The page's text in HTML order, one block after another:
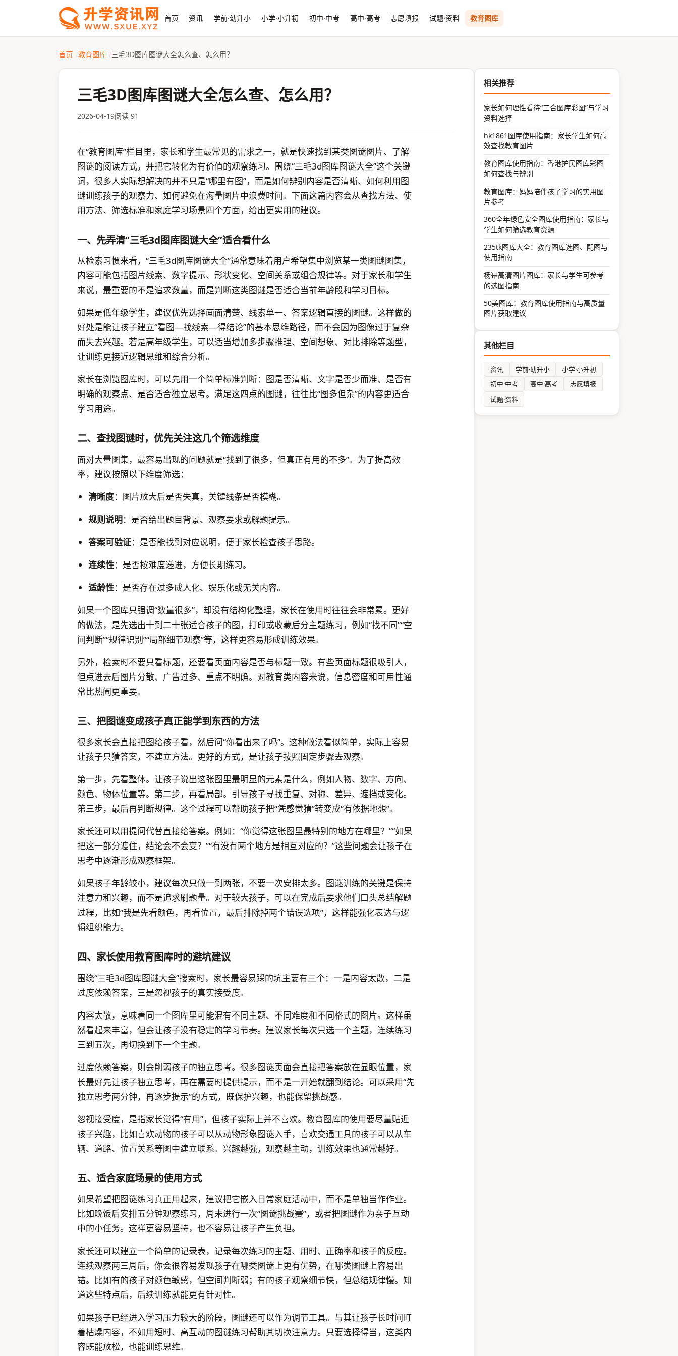
首页 资讯 学前·幼升小 小学·小升初 初中·中考 高中·高考 志愿填报 试题·资料 教育图库
首页 教育图库 三毛3D图库图谜大全怎么查、怎么用？
三毛3D图库图谜大全怎么查、怎么用？
2026-04-19阅读 91
在“教育图库”栏目里，家长和学生最常见的需求之一，就是快速找到某类图谜图片、了解
图谜的阅读方式，并把它转化为有价值的观察练习。围绕“三毛3d图库图谜大全”这个关键
词，很多人实际想解决的并不只是“哪里有图”，而是如何辨别内容是否清晰、如何利用图
谜训练孩子的观察力、如何避免在海量图片中浪费时间。下面这篇内容会从查找方法、使
用方法、筛选标准和家庭学习场景四个方面，给出更实用的建议。
一、先弄清“三毛3d图库图谜大全”适合看什么
从检索习惯来看，“三毛3d图库图谜大全”通常意味着用户希望集中浏览某一类图谜图集，
内容可能包括图片线索、数字提示、形状变化、空间关系或组合规律等。对于家长和学生
来说，最重要的不是追求数量，而是判断这类图谜是否适合当前年龄段和学习目标。
如果是低年级学生，建议优先选择画面清楚、线索单一、答案逻辑直接的图谜。这样做的
好处是能让孩子建立“看图—找线索—得结论”的基本思维路径，而不会因为图像过于复杂
而失去兴趣。若是高年级学生，可以适当增加多步骤推理、空间想象、对比排除等题型，
让训练更接近逻辑思维和综合分析。
家长在浏览图库时，可以先用一个简单标准判断：图是否清晰、文字是否少而准、是否有
明确的观察点、是否适合独立思考。满足这四点的图谜，往往比“图多但杂”的内容更适合
学习用途。
二、查找图谜时，优先关注这几个筛选维度
面对大量图集，最容易出现的问题就是“找到了很多，但真正有用的不多”。为了提高效
率，建议按照以下维度筛选：
清晰度：图片放大后是否失真，关键线条是否模糊。
规则说明：是否给出题目背景、观察要求或解题提示。
答案可验证：是否能找到对应说明，便于家长检查孩子思路。
连续性：是否按难度递进，方便长期练习。
适龄性：是否存在过多成人化、娱乐化或无关内容。
如果一个图库只强调“数量很多”，却没有结构化整理，家长在使用时往往会非常累。更好
的做法，是先选出十到二十张适合孩子的图，打印或收藏后分主题练习，例如“找不同”“空
间判断”“规律识别”“局部细节观察”等，这样更容易形成训练效果。
另外，检索时不要只看标题，还要看页面内容是否与标题一致。有些页面标题很吸引人，
但点进去后图片分散、广告过多、重点不明确。对教育类内容来说，信息密度和可用性通
常比热闹更重要。
三、把图谜变成孩子真正能学到东西的方法
很多家长会直接把图给孩子看，然后问“你看出来了吗”。这种做法看似简单，实际上容易
让孩子只猜答案，不建立方法。更好的方式，是让孩子按照固定步骤去观察。
第一步，先看整体。让孩子说出这张图里最明显的元素是什么，例如人物、数字、方向、
颜色、物体位置等。第二步，再看局部。引导孩子寻找重复、对称、差异、遮挡或变化。
第三步，最后再判断规律。这个过程可以帮助孩子把“凭感觉猜”转变成“有依据地想”。
家长还可以用提问代替直接给答案。例如：“你觉得这张图里最特别的地方在哪里？”“如果
把这一部分遮住，结论会不会变？”“有没有两个地方是相互对应的？”这些问题会让孩子在
思考中逐渐形成观察框架。
如果孩子年龄较小，建议每次只做一到两张，不要一次安排太多。图谜训练的关键是保持
注意力和兴趣，而不是追求刷题量。对于较大孩子，可以在完成后要求他们口头总结解题
过程，比如“我是先看颜色，再看位置，最后排除掉两个错误选项”，这样能强化表达与逻
辑组织能力。
四、家长使用教育图库时的避坑建议
围绕“三毛3d图库图谜大全”搜索时，家长最容易踩的坑主要有三个：一是内容太散，二是
过度依赖答案，三是忽视孩子的真实接受度。
内容太散，意味着同一个图库里可能混有不同主题、不同难度和不同格式的图片。这样虽
然看起来丰富，但会让孩子没有稳定的学习节奏。建议家长每次只选一个主题，连续练习
三到五次，再切换到下一个主题。
过度依赖答案，则会削弱孩子的独立思考。很多图谜页面会直接把答案放在显眼位置，家
长最好先让孩子独立思考，再在需要时提供提示，而不是一开始就翻到结论。可以采用“先
独立思考两分钟，再逐步提示”的方式，既保护兴趣，也能保留挑战感。
忽视接受度，是指家长觉得“有用”，但孩子实际上并不喜欢。教育图库的使用要尽量贴近
孩子兴趣，比如喜欢动物的孩子可以从动物形象图谜入手，喜欢交通工具的孩子可以从车
辆、道路、位置关系等图中建立联系。兴趣越强，观察越主动，训练效果也通常越好。
五、适合家庭场景的使用方式
如果希望把图谜练习真正用起来，建议把它嵌入日常家庭活动中，而不是单独当作作业。
比如晚饭后安排五分钟观察练习，周末进行一次“图谜挑战赛”，或者把图谜作为亲子互动
中的小任务。这样更容易坚持，也不容易让孩子产生负担。
家长还可以建立一个简单的记录表，记录每次练习的主题、用时、正确率和孩子的反应。
连续观察两三周后，你会很容易发现孩子在哪类图谜上更有优势，在哪类图谜上容易出
错。比如有的孩子对颜色敏感，但空间判断弱；有的孩子观察细节快，但总结规律慢。知
道这些特点后，后续训练就能更有针对性。
如果孩子已经进入学习压力较大的阶段，图谜还可以作为调节工具。与其让孩子长时间盯
着枯燥内容，不如用短时、高互动的图谜练习帮助其切换注意力。只要选择得当，这类内
容既能放松，也能训练思维。
相关推荐
家长如何理性看待“三合图库彩图”与学习
资料选择
hk1861图库使用指南：家长学生如何高
效查找教育图片
教育图库使用指南：香港护民图库彩图
如何查找与辨别
教育图库：妈妈陪伴孩子学习的实用图
片参考
360全年绿色安全图库使用指南：家长与
学生如何筛选教育资源
235tk图库大全：教育图库选图、配图与
使用指南
杨幂高清图片图库：家长与学生可参考
的选图指南
50美图库：教育图库使用指南与高质量
图片获取建议
其他栏目
资讯 学前·幼升小
小学·小升初
初中·中考
高中·高考
志愿填报
试题·资料